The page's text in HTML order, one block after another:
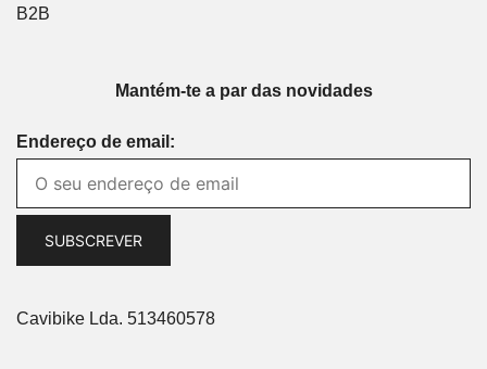
B2B
Mantém-te a par das novidades
Endereço de email:
Cavibike Lda. 513460578